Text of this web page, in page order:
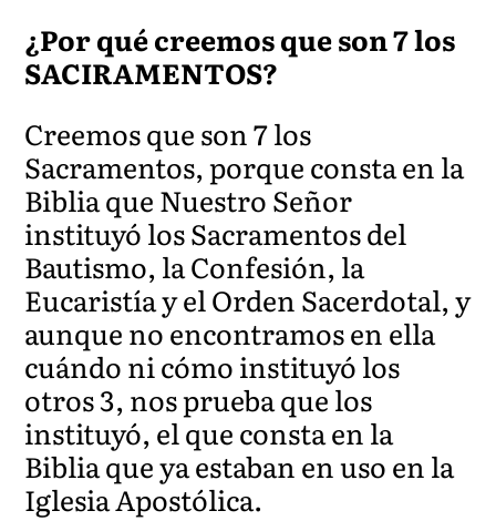
¿Por qué creemos que son 7 los
SACIRAMENTOS?
Creemos que son 7 los
Sacramentos, porque consta en la
Biblia que Nuestro Señor
instituyó los Sacramentos del
Bautismo, la Confesión, la
Eucaristía y el Orden Sacerdotal, y
aunque no encontramos en ella
cuándo ni cómo instituyó los
otros 3, nos prueba que los
instituyó, el que consta en la
Biblia que ya estaban en uso en la
Iglesia Apostólica.